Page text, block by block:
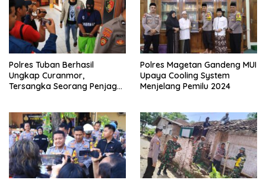
Polres Tuban Berhasil
Ungkap Curanmor,
Tersangka Seorang Penjaga
Polres Magetan Gandeng MUI
Upaya Cooling System
Menjelang Pemilu 2024